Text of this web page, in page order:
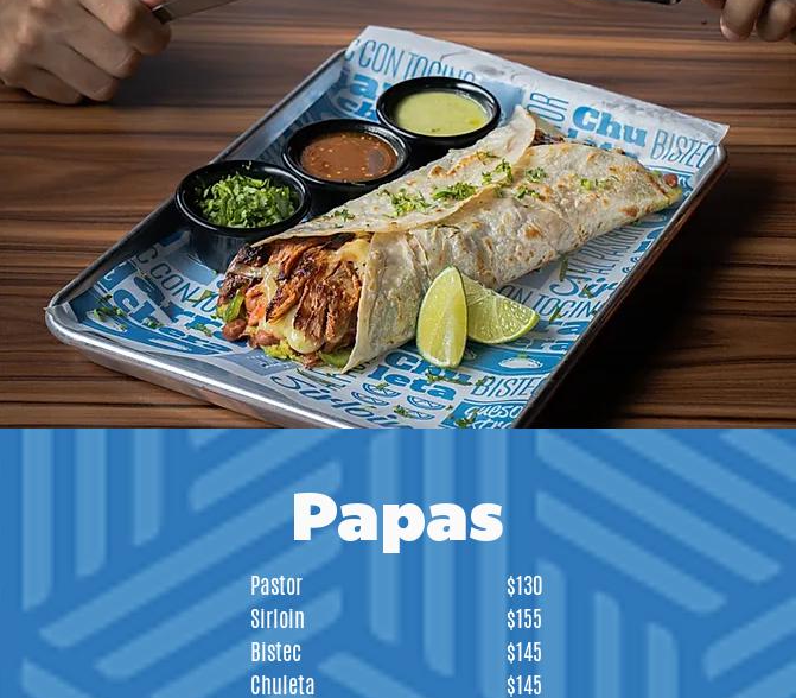
Pastor
Sirloin
Bistec
Chuleta
$130
$155
$145
$145
Papas